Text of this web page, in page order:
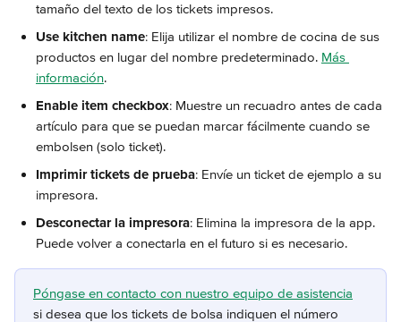
tamaño del texto de los tickets impresos.
Use kitchen name: Elija utilizar el nombre de cocina de sus
productos en lugar del nombre predeterminado. Más
información.
Enable item checkbox: Muestre un recuadro antes de cada
artículo para que se puedan marcar fácilmente cuando se
embolsen (solo ticket).
Imprimir tickets de prueba: Envíe un ticket de ejemplo a su
impresora.
Desconectar la impresora: Elimina la impresora de la app.
Puede volver a conectarla en el futuro si es necesario.
Póngase en contacto con nuestro equipo de asistencia
si desea que los tickets de bolsa indiquen el número